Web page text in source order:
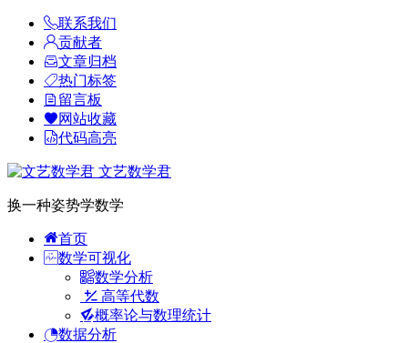
联系我们
贡献者
文章归档
热门标签
留言板
网站收藏
代码高亮
文艺数学君
换一种姿势学数学
首页
数学可视化
数学分析
高等代数
概率论与数理统计
数据分析